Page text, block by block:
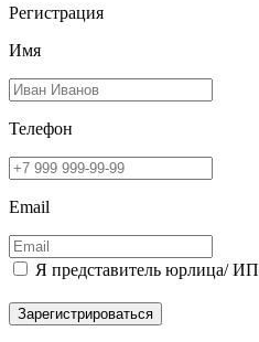
Регистрация
Имя
Телефон
Email
Я представитель юрлица/ ИП
Зарегистрироваться